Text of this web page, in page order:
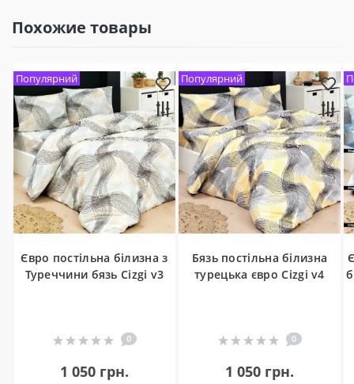
Похожие товары
Популярний
Євро постільна білизна з
Туреччини бязь Cizgi v3
0
1 050 грн.
Популярний
Бязь постільна білизна
турецька євро Cizgi v4
0
1 050 грн.